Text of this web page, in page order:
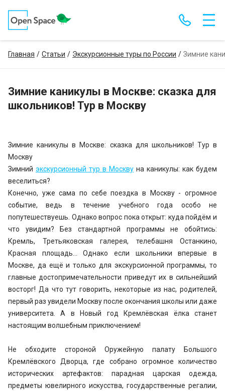
Главная Статьи Экскурсионные туры по России Зимние
Зимние каникулы в Москве: сказка для
школьников! Тур в Москву
Зимние каникулы в Москве: сказка для школьников! Тур в
Москву
Зимний экскурсионный тур в Москву на каникулы: как будем
веселиться?
Конечно, уже сама по себе поездка в Москву - огромное
событие, ведь в течение учебного года особо не
попутешествуешь. Однако вопрос пока открыт: куда пойдём и
что увидим? Без стандартной программы не обойтись:
Кремль, Третьяковская галерея, телебашня Останкино,
Красная площадь… Однако если школьники впервые в
Москве, да ещё и только для экскурсионной программы, то
главные достопримечательности приведут их в сильнейший
восторг! Да что тут говорить, некоторые из нас, родителей,
первый раз увидели Москву после окончания школы или даже
университета. А в Новый год Кремлёвская ёлка станет
настоящим волшебным приключением!
Не обходите стороной Оружейную палату Большого
Кремлёвского Дворца, где собрано огромное количество
исторических артефактов: парадная царская одежда,
предметы ювелирного искусства, государственные регалии,